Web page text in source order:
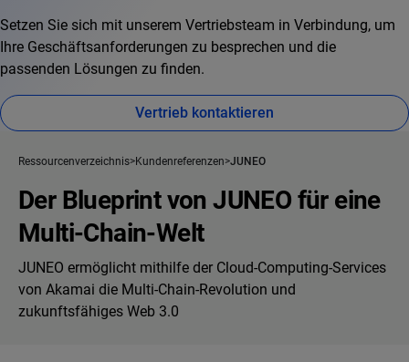
Setzen Sie sich mit unserem Vertriebsteam in Verbindung, um
Ihre Geschäftsanforderungen zu besprechen und die
passenden Lösungen zu finden.
Vertrieb kontaktieren
Ressourcenverzeichnis Kundenreferenzen JUNEO
Der Blueprint von JUNEO für eine
Multi-Chain-Welt
JUNEO ermöglicht mithilfe der Cloud-Computing-Services
von Akamai die Multi-Chain-Revolution und
zukunftsfähiges Web 3.0